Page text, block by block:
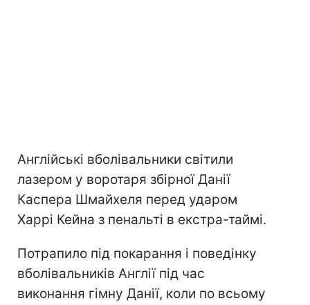
Англійські вболівальники світили
лазером у воротаря збірної Данії
Каспера Шмайхеля перед ударом
Харрі Кейна з пенальті в екстра-таймі.
Потрапило під покарання і поведінку
вболівальників Англії під час
виконання гімну Данії, коли по всьому